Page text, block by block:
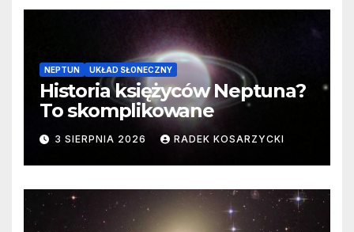
NEPTUN UKŁAD SŁONECZNY
Historia księżyców Neptuna?
To skomplikowane
3 SIERPNIA 2026 RADEK KOSARZYCKI